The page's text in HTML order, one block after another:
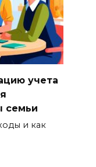
учета
семьи
и как